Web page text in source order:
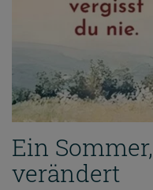
Ein
verändert